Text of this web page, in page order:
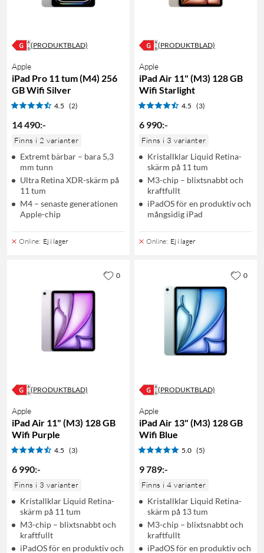
(PRODUKTBLAD)
Apple
iPad Pro 11 tum (M4) 256
GB Wifi Silver
4.5 (2)
14 490:-
Finns i 2 varianter
Extremt bärbar – bara 5,3
mm tunn
Ultra Retina XDR-skärm på
11 tum
M4 – senaste generationen
Apple-chip
Online: Ej i lager
(PRODUKTBLAD)
Apple
iPad Air 11" (M3) 128 GB
Wifi Starlight
4.5 (3)
6 990:-
Finns i 3 varianter
Kristallklar Liquid Retina-
skärm på 11 tum
M3-chip – blixtsnabbt och
kraftfullt
iPadOS för en produktiv och
mångsidig iPad
Online: Ej i lager
(PRODUKTBLAD)
Apple
iPad Air 11" (M3) 128 GB
Wifi Purple
4.5 (3)
6 990:-
Finns i 3 varianter
Kristallklar Liquid Retina-
skärm på 11 tum
M3-chip – blixtsnabbt och
kraftfullt
iPadOS för en produktiv och
0
(PRODUKTBLAD)
Apple
iPad Air 13" (M3) 128 GB
Wifi Blue
5.0 (5)
9 789:-
Finns i 4 varianter
Kristallklar Liquid Retina-
skärm på 13 tum
M3-chip – blixtsnabbt och
kraftfullt
iPadOS för en produktiv och
0